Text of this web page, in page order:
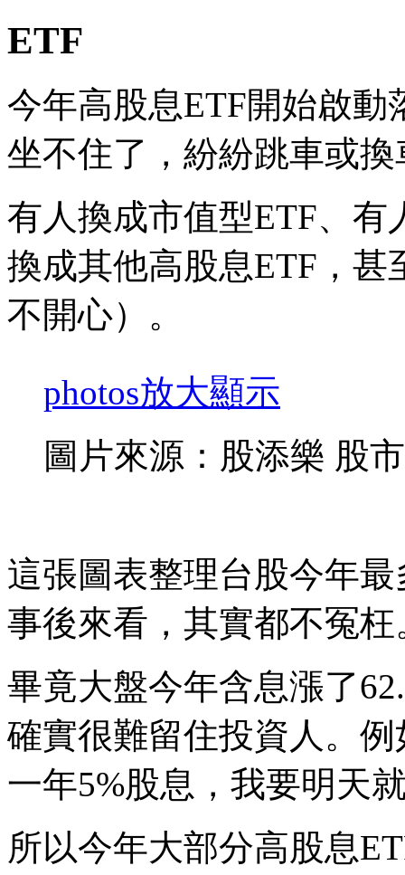
ETF
今年高股息ETF開始啟
坐不住了，紛紛跳車或換
有人換成市值型ETF、有
換成其他高股息ETF，
不開心）。
photos放大顯示
圖片來源：股添樂 股
這張圖表整理台股今年
事後來看，其實都不冤枉
畢竟大盤今年含息漲了
確實很難留住投資人。
一年5%股息，我要明天
所以今年大部分高股息